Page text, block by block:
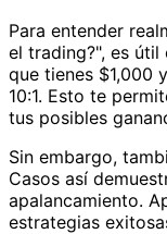
Para entender
el trading?", es
que tienes $1,000
10:1. Esto te
tus posibles
Sin embargo,
Casos así
apalancamiento.
estrategias